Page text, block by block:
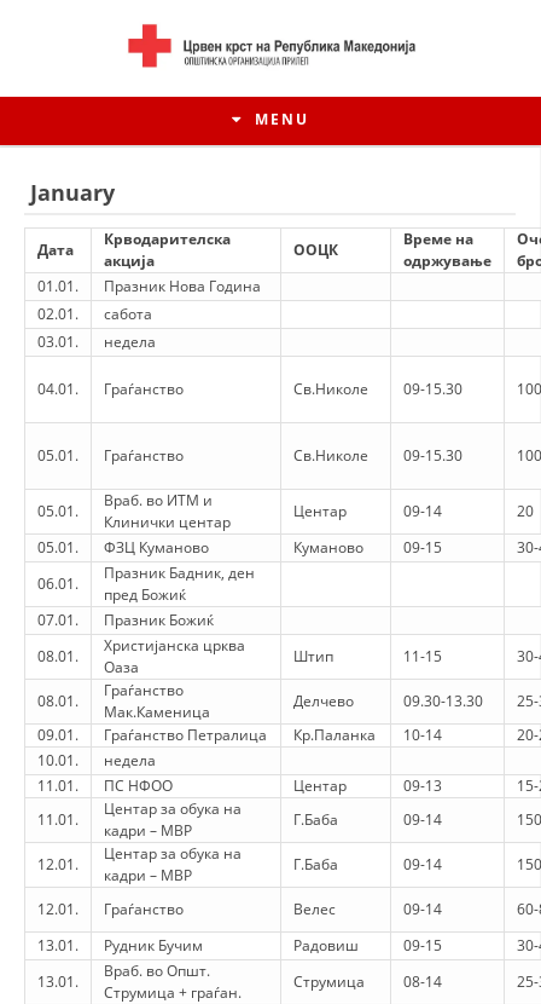
MENU
HISTORY OF MOVEMENT
HISTORY OF THE RCRM
ORGANISATION STRUCTURE
MEMBERSHIP IN PROFESSIONAL STRUCTURES
LAW OF MACEDONIAN RED CROSS
STATUTE OF THE MRC
ORGANIZATIONAL DEVELOPMENT
EXECUTIVE BOARD
January
Дата
Крводарителска
акција
ООЦК
Време на
одржување
01.01.
Празник Нова Година
02.01.
сабота
03.01.
недела
04.01. Граѓанство Св.Николе 09-15.30
05.01. Граѓанство Св.Николе 09-15.30
05.01.
Враб. во ИТМ и
Клинички центар
Центар 09-14
20
05.01.
ФЗЦ Куманово Куманово 09-15
06.01.
Празник Бадник, ден
пред Божиќ
07.01.
Празник Божиќ
08.01.
Христијанска црква
Оаза
Штип 11-15
08.01.
Граѓанство
Мак.Каменица
Делчево 09.30-13.30
09.01.
Граѓанство Петралица Кр.Паланка 10-14
10.01.
недела
11.01.
ПС НФОО Центар 09-13
11.01.
Центар за обука на
кадри – МВР
Г.Баба 09-14
12.01.
Центар за обука на
кадри – МВР
Г.Баба 09-14
12.01. Граѓанство Велес 09-14
13.01.
Рудник Бучим Радовиш 09-15
13.01.
Враб. во Општ.
Струмица + граѓан.
Струмица 08-14